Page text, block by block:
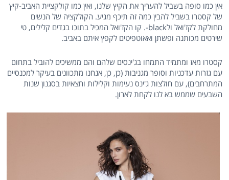
אין כמו סופה בשביל להעריך את הקיץ שלנו, ואין כמו קולקציית האביב-קיץ
של קסטרו בשביל להבין כמה זה תיכף מגיע. הקולקציה של הנשים
מחולקת לקז'ואל ולblack-. קו הקז'ואל המכיל בתוכו בגדים קלילים, טי
שירטים מכותנה ופשתן ואאוטפיטים לקפץ איתם באביב.
קסטרו מאז ומתמיד התמחו בג'ינסים שלהם והם ממשיכים להוביל בתחום
עם גזרות עדכניות וסופר מגניבות (כן, כן, אנחנו מתכוונים בעיקר למכנסיים
המתרחבים), עם חולצות ג'ינס נעימות וקלילות וחצאיות בסגנון שנות
השבעים שממש בא לנו לקחת לארון.